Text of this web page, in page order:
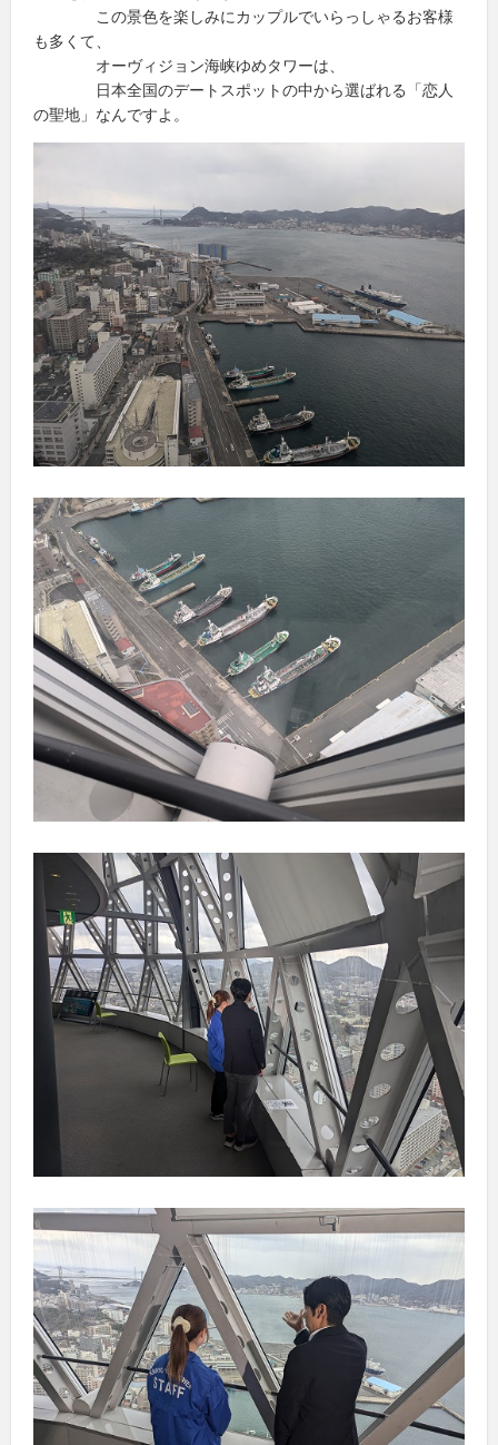
この景色を楽しみにカップルでいらっしゃるお客様
も多くて、
オーヴィジョン海峡ゆめタワーは、
日本全国のデートスポットの中から選ばれる「恋人
の聖地」なんですよ。